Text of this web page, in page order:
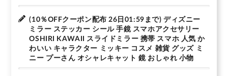
(10％OFFクーポン配布 26日01:59まで) ディズニー
ミラー ステッカー シール 手鏡 スマホアクセサリー
OSHIRI KAWAII スライドミラー 携帯 スマホ 人気 か
わいい キャラクター ミッキー コスメ 雑貨 グッズ ミ
ニー プーさん オシャレキャット 鏡 おしゃれ 小物